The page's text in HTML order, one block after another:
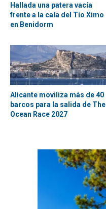
Hallada una patera vacía
frente a la cala del Tío Ximo
en Benidorm
Alicante moviliza más de 40
barcos para la salida de The
Ocean Race 2027